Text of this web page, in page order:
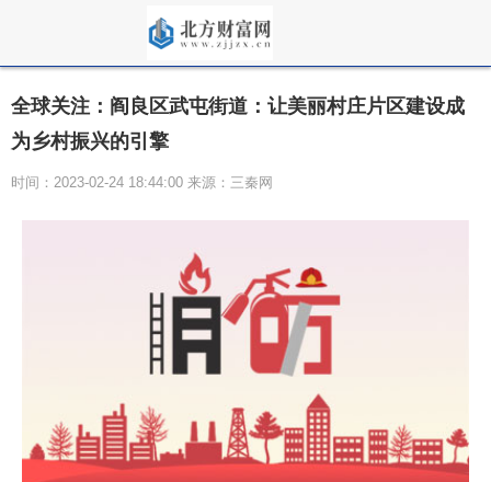
全球关注：阎良区武屯街道：让美丽村庄片区建设成
为乡村振兴的引擎
时间：2023-02-24 18:44:00 来源：三秦网